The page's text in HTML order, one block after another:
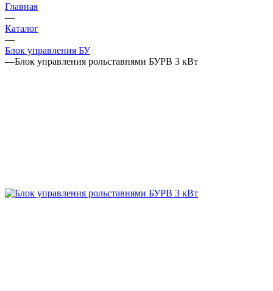
Главная
—
Каталог
—
Блок управления БУ
—Блок управления рольставнями БУРВ 3 кВт